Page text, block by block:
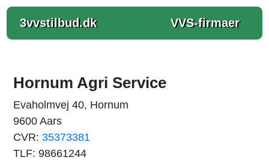
3vvstilbud.dk VVS-firmaer
Hornum Agri Service
Evaholmvej 40, Hornum
9600 Aars
CVR: 35373381
TLF: 98661244